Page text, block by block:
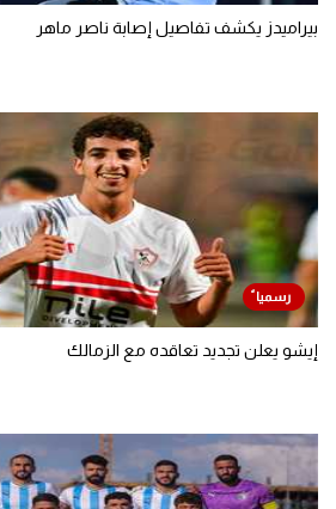
بيراميدز يكشف تفاصيل إصابة ناصر ماهر
إيشو يعلن تجديد تعاقده مع الزمالك